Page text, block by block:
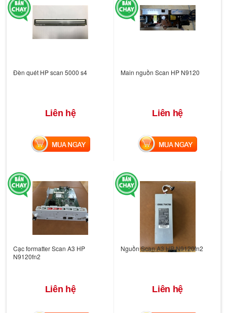
Đèn quét HP scan 5000 s4
Liên hệ
MUA NGAY
Main nguồn Scan HP N9120
Liên hệ
MUA NGAY
Cạc formatter Scan A3 HP
N9120fn2
Liên hệ
Nguồn Scan A3 HP N9120fn2
Liên hệ